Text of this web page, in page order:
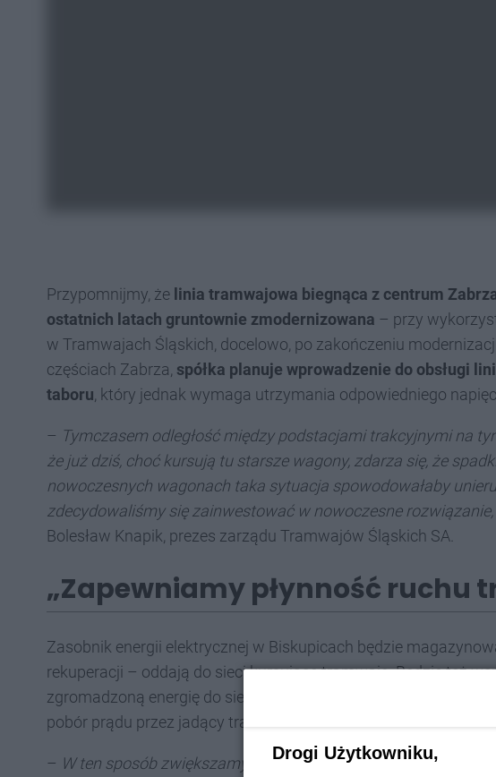
Przypomnijmy, że linia tramwajowa biegnąca z centrum
ostatnich latach gruntownie zmodernizowana – przy
w Tramwajach Śląskich, docelowo, po zakończeniu
częściach Zabrza, spółka planuje wprowadzenie do obsługi
taboru , który jednak wymaga utrzymania odpowiedniego
– Tymczasem odległość między podstacjami trakcyjnymi na
że już dziś, choć kursują tu starsze wagony, zdarza się, że
nowoczesnych wagonach taka sytuacja spowodowałaby
zdecydowaliśmy się zainwestować w nowoczesne
Bolesław Knapik, prezes zarządu Tramwajów Śląskich SA.
„Zapewniamy płynność ruchu
Zasobnik energii elektrycznej w Biskupicach będzie
rekuperacji – oddają do sieci kursujące tramwaje. Będzie też
zgromadzoną energię do sieci,
pobór prądu przez jadący tramwaj jest zbyt duży dla sieci
– W ten sposób zwiększamy efektywność energetyczną naszej
Drogi Użytkowniku,